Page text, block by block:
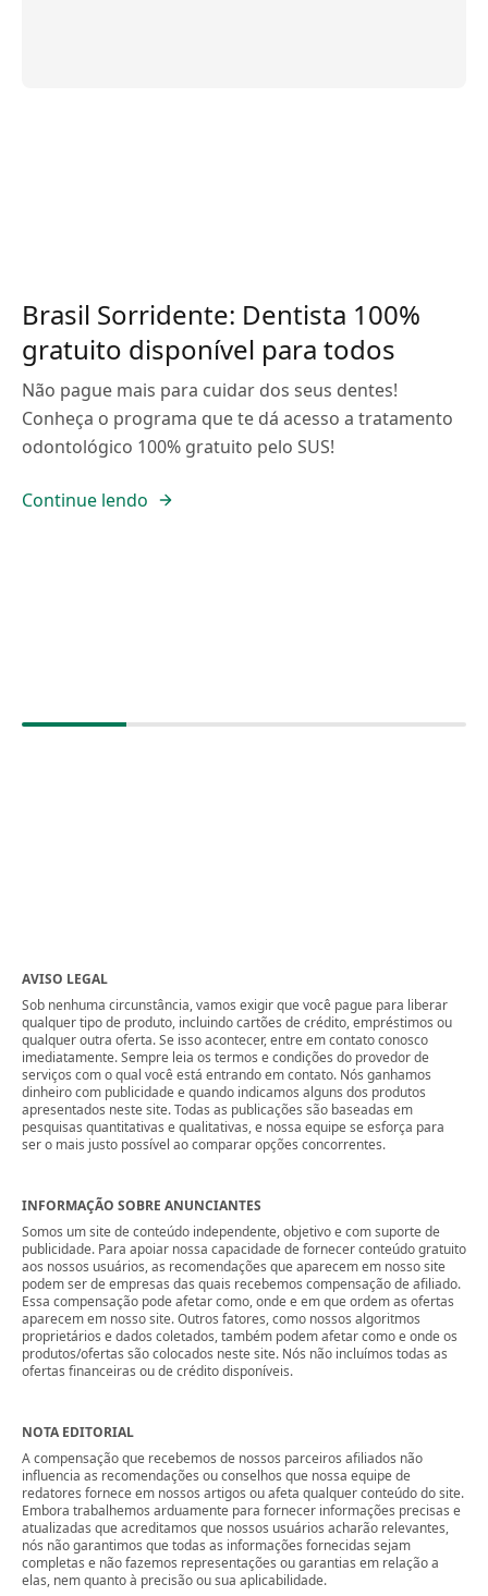
Brasil Sorridente: Dentista 100%
gratuito disponível para todos
Não pague mais para cuidar dos seus dentes!
Conheça o programa que te dá acesso a tratamento
odontológico 100% gratuito pelo SUS!
Continue lendo
AVISO LEGAL
Sob nenhuma circunstância, vamos exigir que você pague para liberar
qualquer tipo de produto, incluindo cartões de crédito, empréstimos ou
qualquer outra oferta. Se isso acontecer, entre em contato conosco
imediatamente. Sempre leia os termos e condições do provedor de
serviços com o qual você está entrando em contato. Nós ganhamos
dinheiro com publicidade e quando indicamos alguns dos produtos
apresentados neste site. Todas as publicações são baseadas em
pesquisas quantitativas e qualitativas, e nossa equipe se esforça para
ser o mais justo possível ao comparar opções concorrentes.
INFORMAÇÃO SOBRE ANUNCIANTES
Somos um site de conteúdo independente, objetivo e com suporte de
publicidade. Para apoiar nossa capacidade de fornecer conteúdo gratuito
aos nossos usuários, as recomendações que aparecem em nosso site
podem ser de empresas das quais recebemos compensação de afiliado.
Essa compensação pode afetar como, onde e em que ordem as ofertas
aparecem em nosso site. Outros fatores, como nossos algoritmos
proprietários e dados coletados, também podem afetar como e onde os
produtos/ofertas são colocados neste site. Nós não incluímos todas as
ofertas financeiras ou de crédito disponíveis.
NOTA EDITORIAL
A compensação que recebemos de nossos parceiros afiliados não
influencia as recomendações ou conselhos que nossa equipe de
redatores fornece em nossos artigos ou afeta qualquer conteúdo do site.
Embora trabalhemos arduamente para fornecer informações precisas e
atualizadas que acreditamos que nossos usuários acharão relevantes,
nós não garantimos que todas as informações fornecidas sejam
completas e não fazemos representações ou garantias em relação a
elas, nem quanto à precisão ou sua aplicabilidade.